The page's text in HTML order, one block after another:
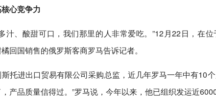
心竞争力
汁、酸甜可口，我们那里的人非常爱吃。”12月22日，在
回国销售的俄罗斯客商罗马告诉记者。
托进出口贸易有限公司采购总监，近几年罗马一年中有10
产品质量信得过。”罗马说，今年以来，他已组织发运近